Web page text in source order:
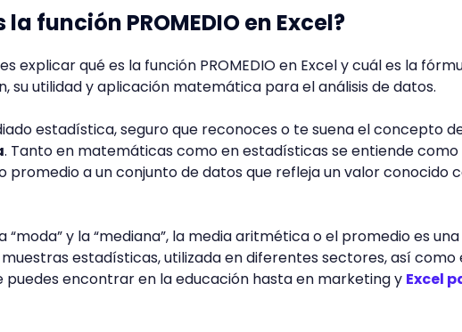
la función PROMEDIO en Excel?
explicar qué es la función PROMEDIO en Excel y cuál es la
su utilidad y aplicación matemática para el análisis de datos.
estadística, seguro que reconoces o te suena el concepto
. Tanto en matemáticas como en estadísticas se entiende como
promedio a un conjunto de datos que refleja un valor conocido
“moda” y la “mediana”, la media aritmética o el promedio es
estadísticas, utilizada en diferentes sectores, así como
puedes encontrar en la educación hasta en marketing y Excel